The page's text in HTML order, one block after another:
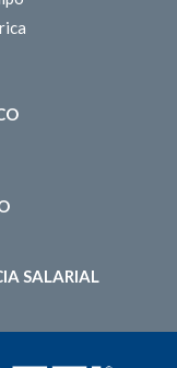
SALARIAL